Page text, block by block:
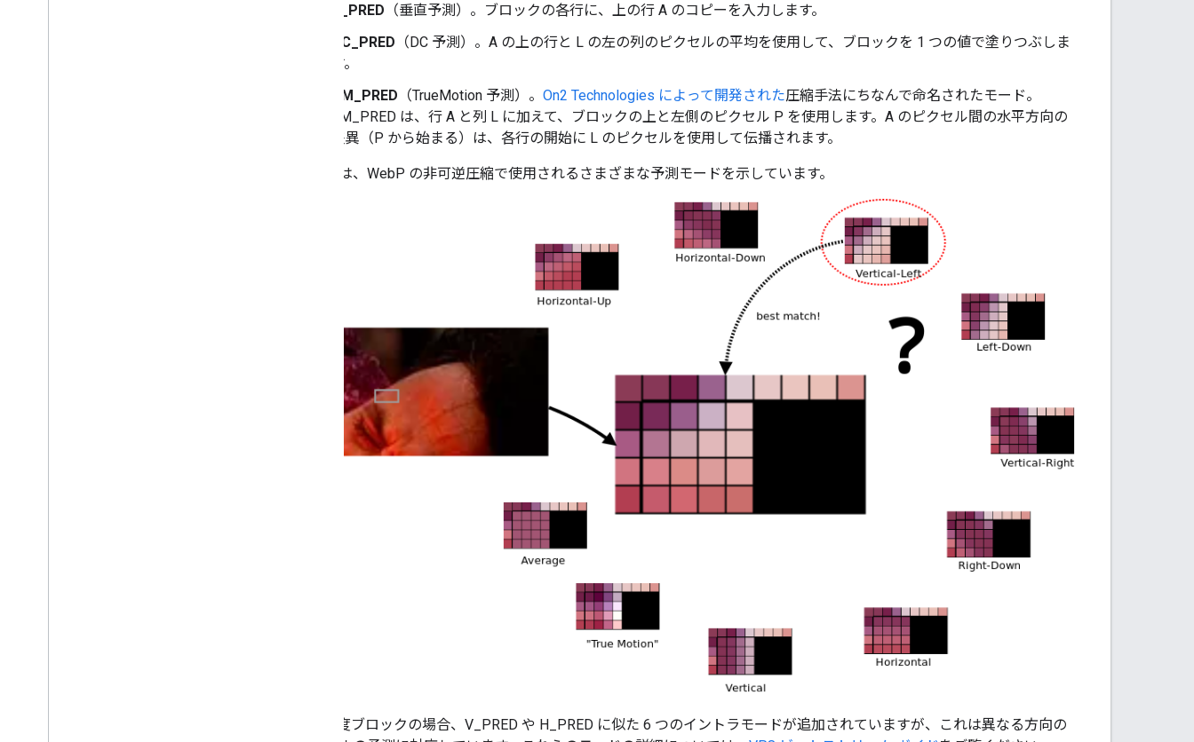
V_PRED （垂直予測）。ブロックの各行に、上の行 A のコピーを入力します。
DC_PRED （DC 予測）。A の上の行と L の左の列のピクセルの平均を使用して、ブロックを 1 つの値で塗りつぶしま
す。
TM_PRED （TrueMotion 予測）。 On2 Technologies によって開発された圧縮手法にちなんで命名されたモード。
TM_PRED は、行 A と列 L に加えて、ブロックの上と左側のピクセル P を使用します。A のピクセル間の水平方向の
差異（P から始まる）は、各行の開始に L のピクセルを使用して伝播されます。
次の図は、WebP の非可逆圧縮で使用されるさまざまな予測モードを示しています。
4x4 輝度ブロックの場合、V_PRED や H_PRED に似た 6 つのイントラモードが追加されていますが、これは異なる方向の